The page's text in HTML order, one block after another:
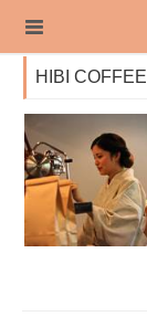
HIBI COFFEE